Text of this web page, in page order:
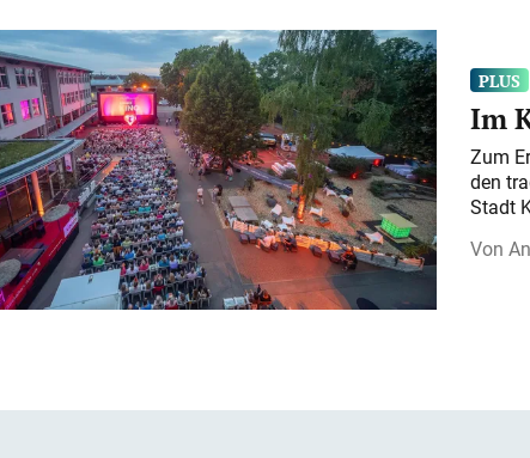
Im
Zum
den
Stadt